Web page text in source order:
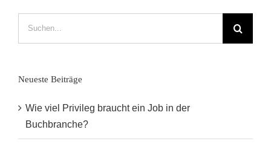
Neueste Beiträge
Wie viel Privileg braucht ein Job in der
Buchbranche?